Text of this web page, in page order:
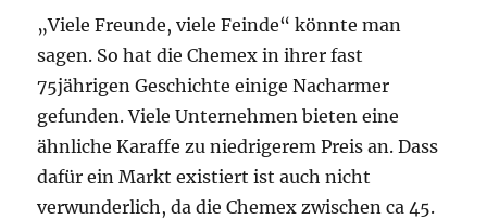
„Viele Freunde, viele Feinde“ könnte man
sagen. So hat die Chemex in ihrer fast
75jährigen Geschichte einige Nacharmer
gefunden. Viele Unternehmen bieten eine
ähnliche Karaffe zu niedrigerem Preis an. Dass
dafür ein Markt existiert ist auch nicht
verwunderlich, da die Chemex zwischen ca 45.